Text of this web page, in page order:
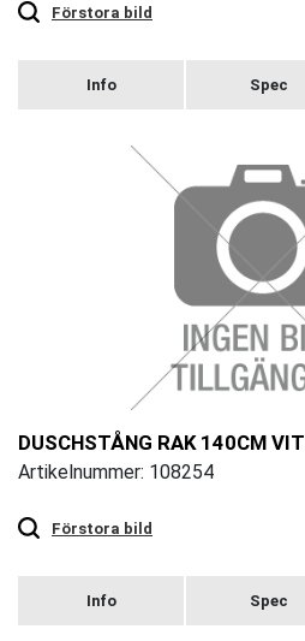
Förstora bild
zoom
DUSCHSTÅNG RAK 140CM VIT
Artikelnummer: 108254
Förstora bild
zoom